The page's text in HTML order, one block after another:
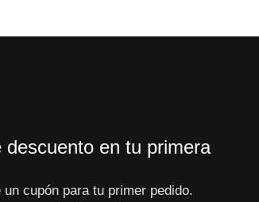
descuento en tu primera
cupón para tu primer pedido.